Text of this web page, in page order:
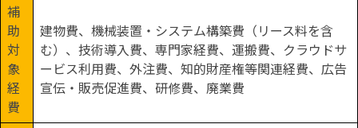
補
助
対
象
経
費
建物費、機械装置・システム構築費（リース料を含
む）、技術導入費、専門家経費、運搬費、クラウドサ
ービス利用費、外注費、知的財産権等関連経費、広告
宣伝・販売促進費、研修費、廃業費